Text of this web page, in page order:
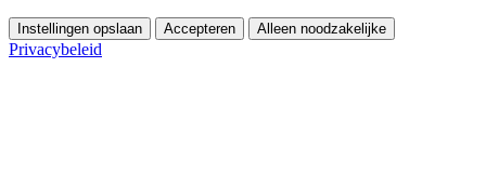
Instellingen opslaan Accepteren Alleen noodzakelijke
Privacybeleid